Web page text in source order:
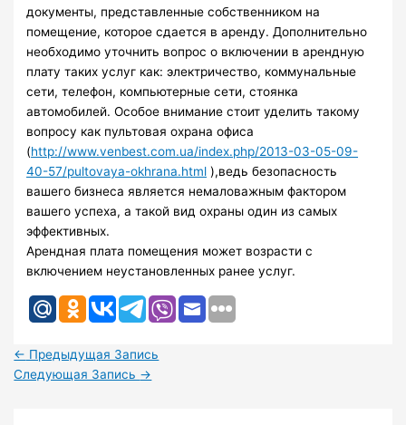
документы, представленные собственником на
помещение, которое сдается в аренду. Дополнительно
необходимо уточнить вопрос о включении в арендную
плату таких услуг как: электричество, коммунальные
сети, телефон, компьютерные сети, стоянка
автомобилей. Особое внимание стоит уделить такому
вопросу как пультовая охрана офиса
(http://www.venbest.com.ua/index.php/2013-03-05-09-
40-57/pultovaya-okhrana.html ),ведь безопасность
вашего бизнеса является немаловажным фактором
вашего успеха, а такой вид охраны один из самых
эффективных.
Арендная плата помещения может возрасти с
включением неустановленных ранее услуг.
← Предыдущая Запись
Следующая Запись →